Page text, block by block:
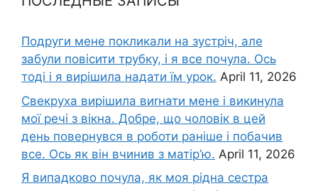
Подруги мене покликали на зустріч, але
забули повісити трубку, і я все почула. Ось
тоді і я вирішила надати їм урок. April 11, 2026
Свекруха вирішила виrнати мене і викинула
мої речі з вікна. Добре, що чоловік в цей
день повернувся в роботи раніше і побачив
все. Ось як він вчинив з матір’ю. April 11, 2026
Я випадково почула, як моя рідна сестра